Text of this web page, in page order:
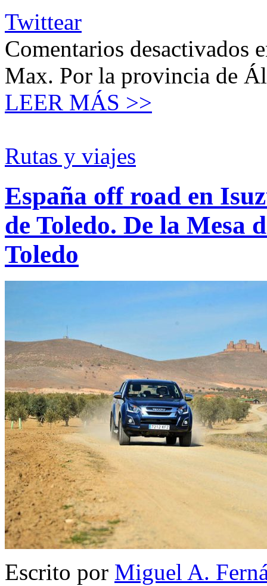
Twittear
Comentarios desactivados
Max. Por la provincia de
LEER MÁS >>
Rutas y viajes
España off road en
de Toledo. De la Mesa
Toledo
Escrito por Miguel A.